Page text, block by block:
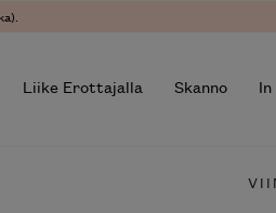
Liike Erottajalla Skanno